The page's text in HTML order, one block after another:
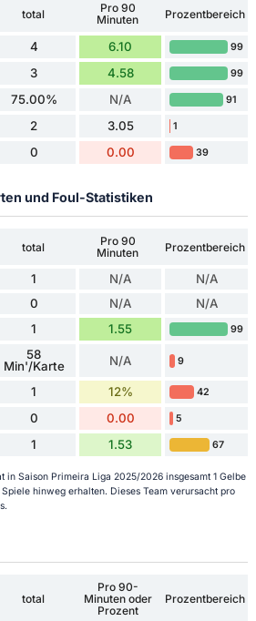
total
Pro 90
Minuten
Prozentbereich
4 6.10 99
3 4.58 99
75.00% N/A 91
2 3.05 1
0 0.00 39
und Foul-Statistiken
total
Pro 90
Minuten
Prozentbereich
1 N/A N/A
0 N/A N/A
1 1.55 99
58
Min'/Karte
N/A 9
1 12% 42
0 0.00 5
1 1.53 67
in Saison Primeira Liga 2025/2026 insgesamt 1 Gelbe
hinweg erhalten. Dieses Team verursacht pro
total
Pro 90-
Minuten oder
Prozent
Prozentbereich